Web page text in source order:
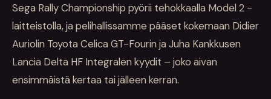
Sega Rally Championship pyörii tehokkaalla Model 2 -
laitteistolla, ja pelihallissamme pääset kokemaan Didier
Auriolin Toyota Celica GT-Fourin ja Juha Kankkusen
Lancia Delta HF Integralen kyydit – joko aivan
ensimmäistä kertaa tai jälleen kerran.